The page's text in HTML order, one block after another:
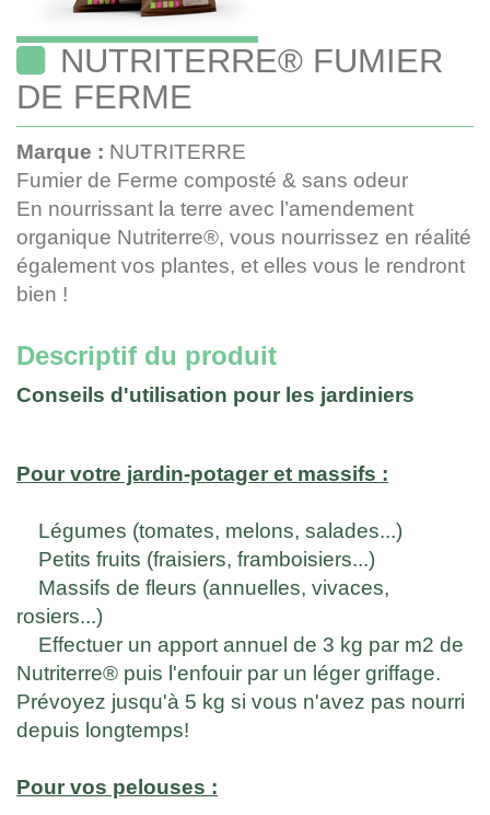
NUTRITERRE® FUMIER
DE FERME
Marque : NUTRITERRE
Fumier de Ferme composté & sans odeur
En nourrissant la terre avec l’amendement
organique Nutriterre®, vous nourrissez en réalité
également vos plantes, et elles vous le rendront
bien !
Descriptif du produit
Conseils d'utilisation pour les jardiniers
Pour votre jardin-potager et massifs :
Légumes (tomates, melons, salades...)
Petits fruits (fraisiers, framboisiers...)
Massifs de fleurs (annuelles, vivaces,
rosiers...)
Effectuer un apport annuel de 3 kg par m2 de
Nutriterre® puis l'enfouir par un léger griffage.
Prévoyez jusqu'à 5 kg si vous n'avez pas nourri
depuis longtemps!
Pour vos pelouses :